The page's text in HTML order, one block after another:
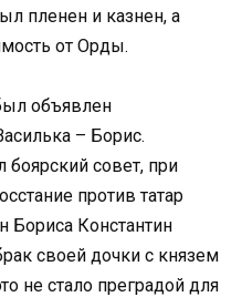
пленен и казнен, а
от Орды.
объявлен
– Борис.
боярский совет, при
против татар
Бориса Константин
своей дочки с князем
не стало преградой для